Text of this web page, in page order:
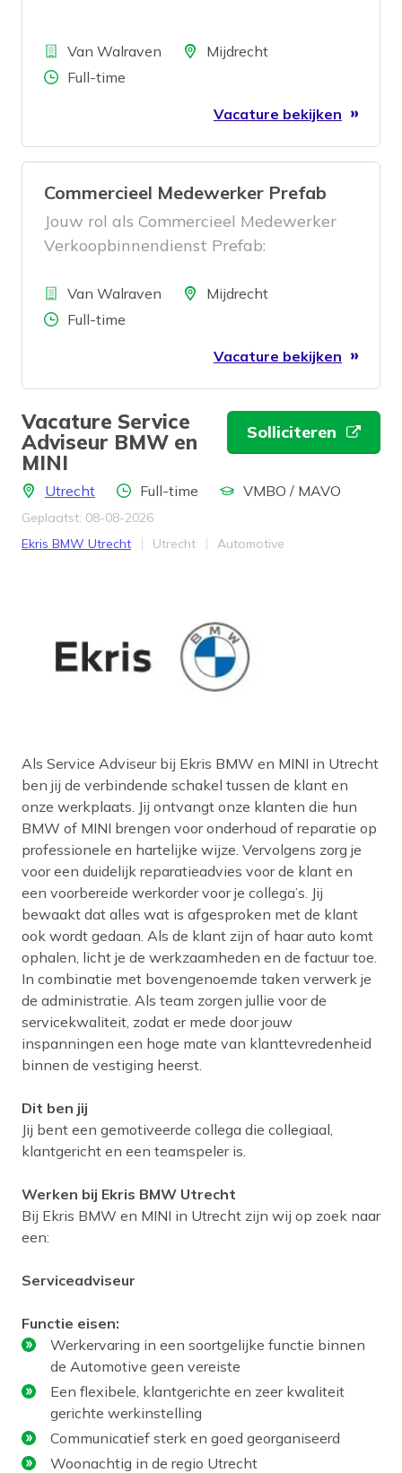
BedrijfVan Walraven LocatieMijdrecht
Aantal uren
Full-time
Vacature bekijken
Commercieel Medewerker Prefab
Jouw rol als Commercieel Medewerker
Verkoopbinnendienst Prefab:
BedrijfVan Walraven LocatieMijdrecht
Aantal uren
Full-time
Vacature bekijken
Vacature Service
Adviseur BMW en
MINI
Solliciteren
LocatieUtrechtAantal uren
Full-time Opleidingsniveau
VMBO / MAVO
Geplaatst: 08-08-2026
Bedrijf
Ekris BMW Utrecht Provincie
Utrecht Werkveld
Automotive
Als Service Adviseur bij Ekris BMW en MINI in Utrecht
ben jij de verbindende schakel tussen de klant en
onze werkplaats. Jij ontvangt onze klanten die hun
BMW of MINI brengen voor onderhoud of reparatie op
professionele en hartelijke wijze. Vervolgens zorg je
voor een duidelijk reparatieadvies voor de klant en
een voorbereide werkorder voor je collega’s. Jij
bewaakt dat alles wat is afgesproken met de klant
ook wordt gedaan. Als de klant zijn of haar auto komt
ophalen, licht je de werkzaamheden en de factuur toe.
In combinatie met bovengenoemde taken verwerk je
de administratie. Als team zorgen jullie voor de
servicekwaliteit, zodat er mede door jouw
inspanningen een hoge mate van klanttevredenheid
binnen de vestiging heerst.
Dit ben jij
Jij bent een gemotiveerde collega die collegiaal,
klantgericht en een teamspeler is.
Werken bij Ekris BMW Utrecht
Bij Ekris BMW en MINI in Utrecht zijn wij op zoek naar
een:
Serviceadviseur
Functie eisen:
Werkervaring in een soortgelijke functie binnen
de Automotive geen vereiste
Een flexibele, klantgerichte en zeer kwaliteit
gerichte werkinstelling
Communicatief sterk en goed georganiseerd
Woonachtig in de regio Utrecht